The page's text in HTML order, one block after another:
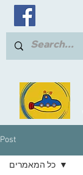
Post
כל המאמרים